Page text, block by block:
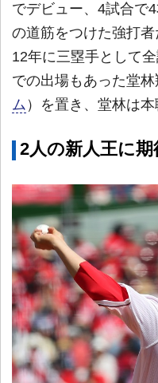
でデビュー、4試合で
の道筋をつけた強打者
12年に三塁手として
での出場もあった堂
ム ）を置き、堂林は本
2人の新人王に期